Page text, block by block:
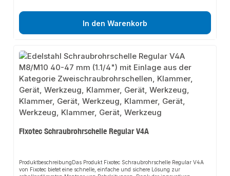
In den Warenkorb
Fixotec Schraubrohrschelle Regular V4A
ProduktbeschreibungDas Produkt Fixotec Schraubrohrschelle Regular V4A
von Fixotec bietet eine schnelle, einfache und sichere Lösung zur